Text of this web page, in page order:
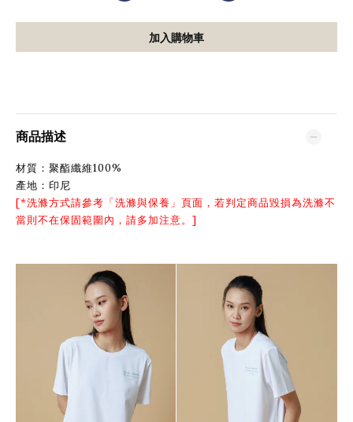
加入購物車
商品描述
材質：聚酯纖維100%
產地：印尼
[*洗滌方式請參考「洗滌與保養 」頁面，若判定商品毀損為洗滌不
當則不在保固範圍內，請多加注意。]